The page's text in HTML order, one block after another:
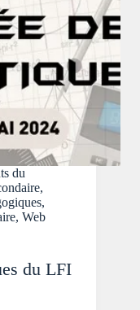
du
,
,
, Web
du LFI